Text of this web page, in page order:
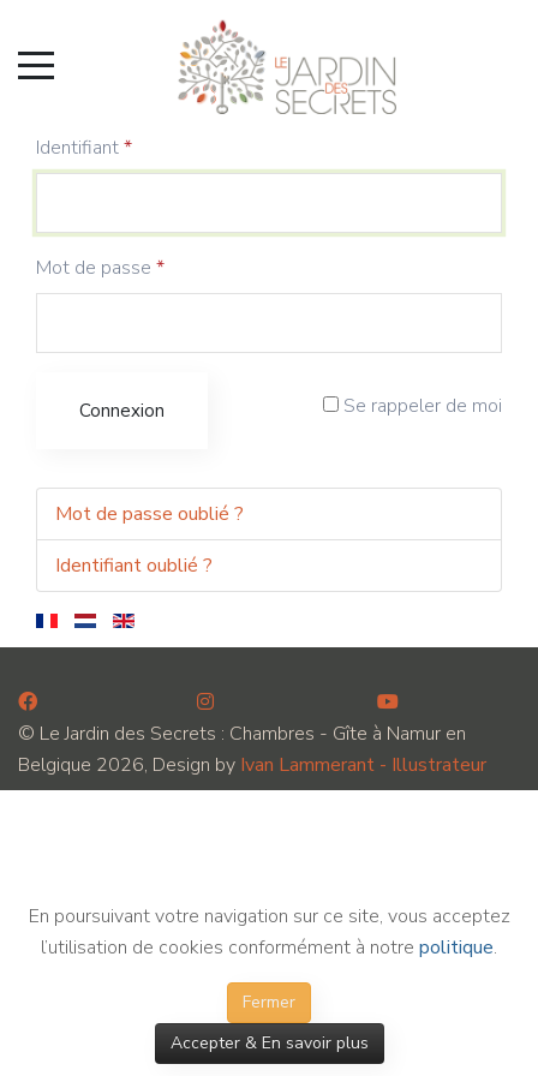
Identifiant*
Mot de passe *
Connexion Se rappeler de moi
Mot de passe oublié ?
Identifiant oublié ?
© Le Jardin des Secrets : Chambres - Gîte à Namur en
Belgique 2026, Design by Ivan Lammerant - Illustrateur
En poursuivant votre navigation sur ce site, vous acceptez
l’utilisation de cookies conformément à notre politique.
Fermer
Accepter & En savoir plus